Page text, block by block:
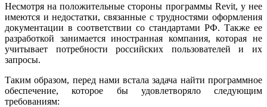
Несмотря на положительные стороны программы Revit, у нее
имеются и недостатки, связанные с трудностями оформления
документации в соответствии со стандартами РФ. Также ее
разработкой занимается иностранная компания, которая не
учитывает потребности российских пользователей и их
запросы.
Таким образом, перед нами встала задача найти программное
обеспечение, которое бы удовлетворяло следующим
требованиям: